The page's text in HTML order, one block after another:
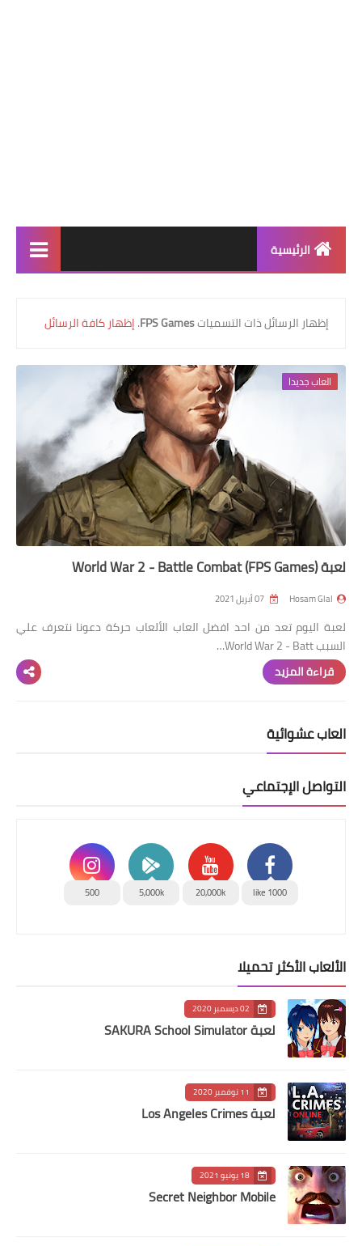
الرئيسية
افضل 9 العاب
افضل 14 لعبة
افضل 10 العاب
‏إظهار الرسائل ذات التسمياتFPS Games
.إظهار كافة الرسائل
العاب جديدا
لعبة World War 2 - Battle Combat (FPS Games)
Hosam Glal
لعبة اليوم تعد من احد افضل العاب الألعاب حركة دعونا نتعرف علي
السبب World War 2 - Batt…
قراءة المزيد
العاب عشوائية
التواصل الإجتماعي
1000 like
20,000k
5,000k
500
الألعاب الأكثر تحميلا
02 ديسمبر 2020
لعبة SAKURA School Simulator
11 نوفمبر 2020
لعبة Los Angeles Crimes
18 يونيو 2021
Secret Neighbor Mobile